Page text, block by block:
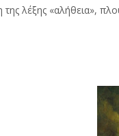
λέξης «αλήθεια»,